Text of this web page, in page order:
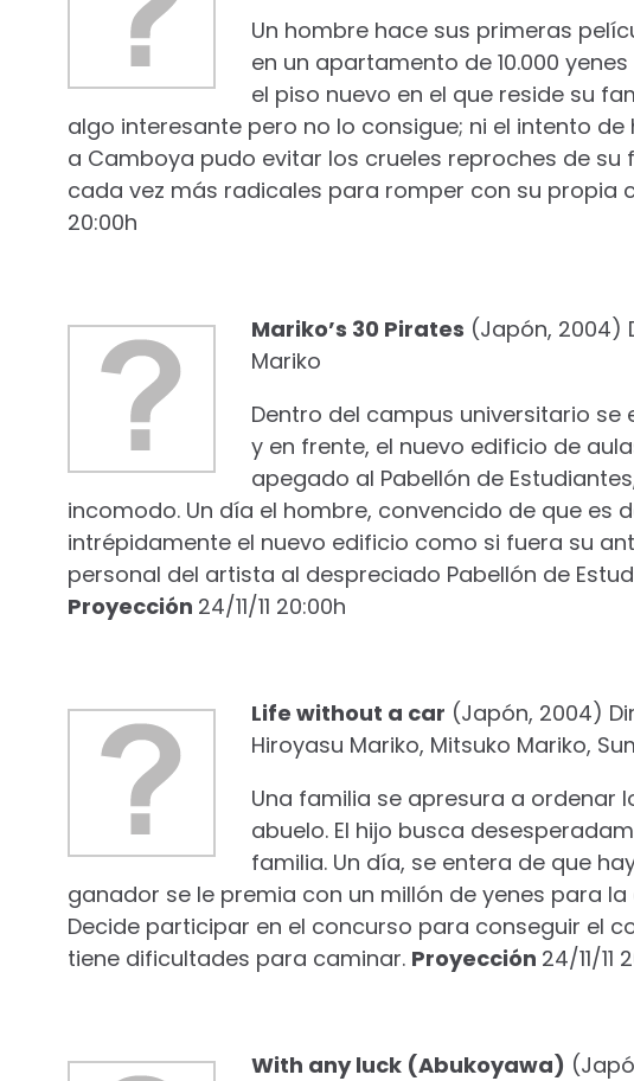
Un hombre hace sus primeras
en un apartamento de 10.000
el piso nuevo en el que reside su
algo interesante pero no lo consigue; ni el intento
a Camboya pudo evitar los crueles reproches de su
cada vez más radicales para romper con su propia
20:00h
Mariko’s 30 Pirates (Japón, 2004)
Mariko
Dentro del campus universitario se
y en frente, el nuevo edificio de
apegado al Pabellón de
incomodo. Un día el hombre, convencido de que es
intrépidamente el nuevo edificio como si fuera su
personal del artista al despreciado Pabellón de
Proyección 24/11/11 20:00h
Life without a car (Japón, 2004)
Hiroyasu Mariko, Mitsuko Mariko,
Una familia se apresura a ordenar
abuelo. El hijo busca
familia. Un día, se entera de que
ganador se le premia con un millón de yenes para
Decide participar en el concurso para conseguir el
tiene dificultades para caminar. Proyección 24/11/11
With any luck (Abukoyawa)